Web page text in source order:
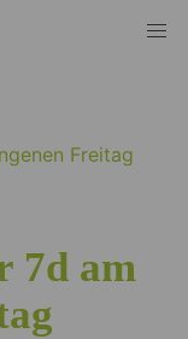
Freitag
7d am